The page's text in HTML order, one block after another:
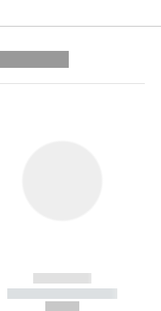
------------
----------- -----------